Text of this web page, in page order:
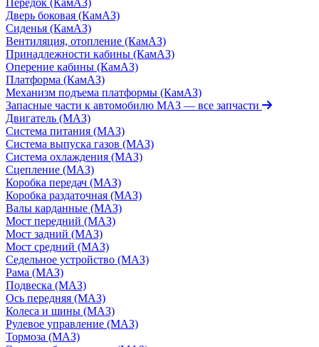
Передок (КамАЗ)
Дверь боковая (КамАЗ)
Сиденья (КамАЗ)
Вентиляция, отопление (КамАЗ)
Принадлежности кабины (КамАЗ)
Оперение кабины (КамАЗ)
Платформа (КамАЗ)
Механизм подъема платформы (КамАЗ)
Запасные части к автомобилю МАЗ — все запчасти
Двигатель (МАЗ)
Система питания (МАЗ)
Система выпуска газов (МАЗ)
Система охлаждения (МАЗ)
Сцепление (МАЗ)
Коробка передач (МАЗ)
Коробка раздаточная (МАЗ)
Валы карданные (МАЗ)
Мост передний (МАЗ)
Мост задний (МАЗ)
Мост средний (МАЗ)
Седельное устройство (МАЗ)
Рама (МАЗ)
Подвеска (МАЗ)
Ось передняя (МАЗ)
Колеса и шины (МАЗ)
Рулевое управление (МАЗ)
Тормоза (МАЗ)